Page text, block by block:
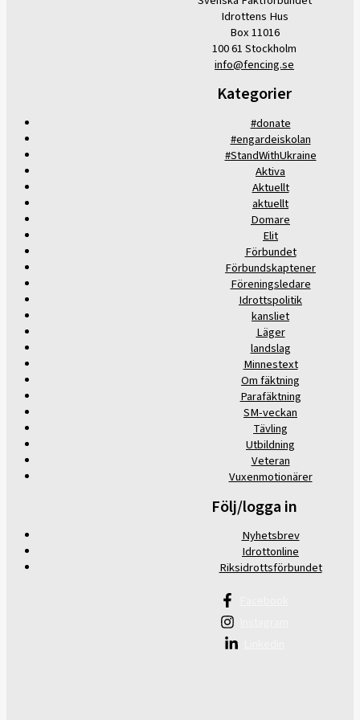
Idrottens Hus
Box 11016
100 61 Stockholm
info@fencing.se
Kategorier
#donate
#engardeiskolan
#StandWithUkraine
Aktiva
Aktuellt
aktuellt
Domare
Elit
Förbundet
Förbundskaptener
Föreningsledare
Idrottspolitik
kansliet
Läger
landslag
Minnestext
Om fäktning
Parafäktning
SM-veckan
Tävling
Utbildning
Veteran
Vuxenmotionärer
Följ/logga in
Nyhetsbrev
Idrottonline
Riksidrottsförbundet